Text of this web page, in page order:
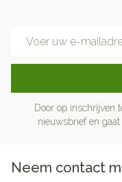
Door op inschrijven
nieuwsbrief en
Neem contact